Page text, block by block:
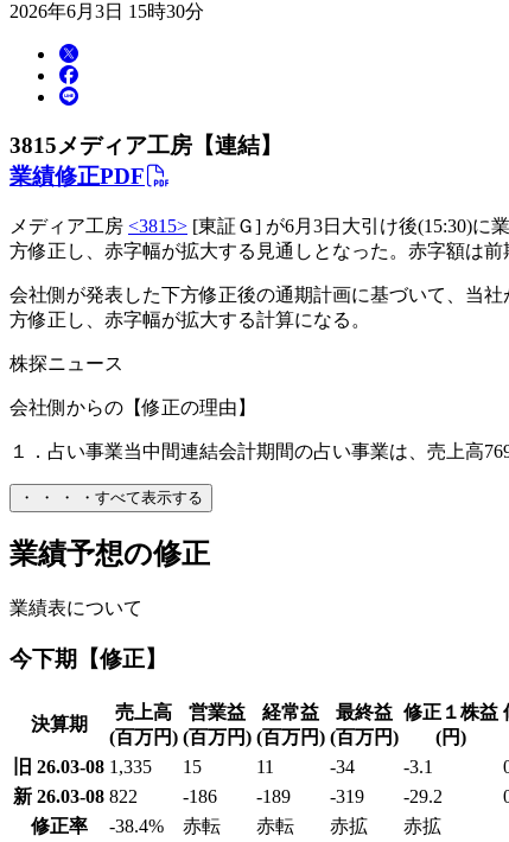
2026年6月3日 15時30分
3815メディア工房【連結】
業績修正PDF
メディア工房 <3815> [東証Ｇ] が6月3日大引け後(15:30)に
方修正し、赤字幅が拡大する見通しとなった。赤字額は前
会社側が発表した下方修正後の通期計画に基づいて、当
方修正し、赤字幅が拡大する計算になる。
株探ニュース
会社側からの【修正の理由】
１．占い事業当中間連結会計期間の占い事業は、売上高
・ ・ ・ ・ すべて表示する
業績予想の修正
業績表について
今下期【修正】
決算期
売上高
(百万円)
営業益
(百万円)
経常益
(百万円)
最終益
(百万円)
修正１株益
(円)
旧 26.03-08 1,335 15 11 -34 -3.1
新 26.03-08 822 -186 -189 -319 -29.2
修正率
-38.4% 赤転 赤転 赤拡 赤拡